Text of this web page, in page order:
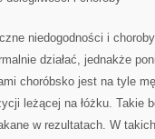
niedogodności i
działać, jednakże
choróbsko jest na tyle
leżącej na łóżku. Takie
w rezultatach. W